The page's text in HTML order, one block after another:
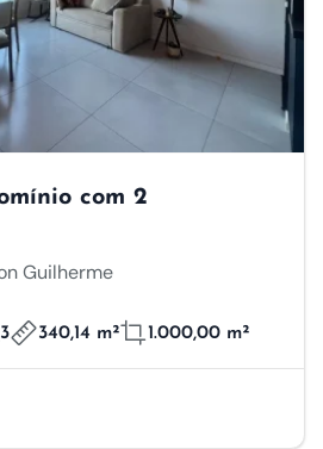
com 2
Guilherme
3 340,14 m² 1.000,00 m²